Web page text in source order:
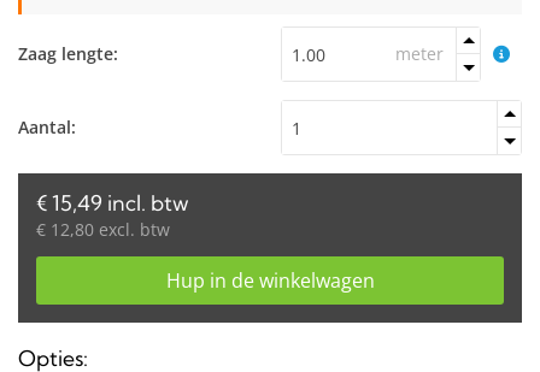
Zaag lengte: meter
Aantal:
€ 15,49 incl. btw
€ 12,80 excl. btw
Hup in de winkelwagen
Opties: